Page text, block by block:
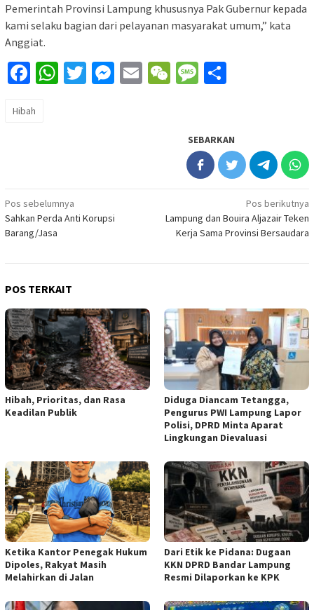
Pemerintah Provinsi Lampung khususnya Pak Gubernur kepada
kami selaku bagian dari pelayanan masyarakat umum,” kata
Anggiat.
Facebook
WhatsApp
Twitter
Messenger
EmailWeChatMessage
Hibah
SEBARKAN
Navigasi
pos
Pos sebelumnya
Sahkan Perda Anti Korupsi
Barang/Jasa
Pos berikutnya
Lampung dan Bouira Aljazair Teken
Kerja Sama Provinsi Bersaudara
POS TERKAIT
Hibah, Prioritas, dan Rasa
Keadilan Publik
Diduga Diancam Tetangga,
Pengurus PWI Lampung Lapor
Polisi, DPRD Minta Aparat
Lingkungan Dievaluasi
Ketika Kantor Penegak Hukum
Dipoles, Rakyat Masih
Melahirkan di Jalan
Dari Etik ke Pidana: Dugaan
KKN DPRD Bandar Lampung
Resmi Dilaporkan ke KPK